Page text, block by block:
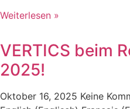
Weiterlesen »
VERTICS beim
2025!
Oktober 16, 2025 Keine